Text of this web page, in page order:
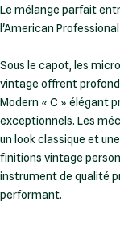
Le mélange parfait
l'American
Sous le capot, les
vintage offrent
Modern « C » élégant
exceptionnels. Les
un look classique et
finitions vintage
instrument de qualité
performant.